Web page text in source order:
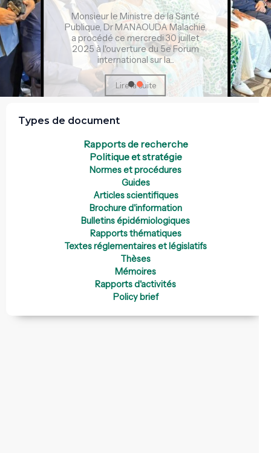
Monsieur le Ministre de la Santé
Publique, Dr MANAOUDA Malachie,
a procédé ce mercredi 30 juillet
2025 à l'ouverture du 5e Forum
international sur la...
Lire la suite
Types de document
Rapports de recherche
Politique et stratégie
Normes et procédures
Guides
Articles scientifiques
Brochure d'information
Bulletins épidémiologiques
Rapports thématiques
Textes réglementaires et législatifs
Thèses
Mémoires
Rapports d'activités
Policy brief